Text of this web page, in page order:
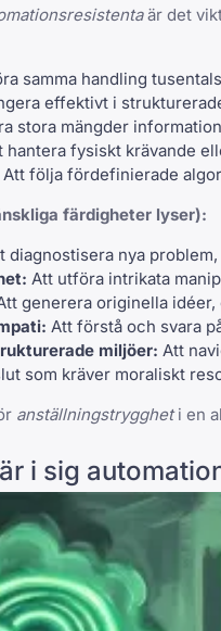
är det
samma handling
effektivt i
stora mängder
hantera fysiskt krävande
Att följa fördefinierade
färdigheter lyser):
diagnostisera nya
Att utföra intrikata
generera originella
: Att förstå och svara
miljöer: Att
som kräver moraliskt
anställningstryggheti en
i sig